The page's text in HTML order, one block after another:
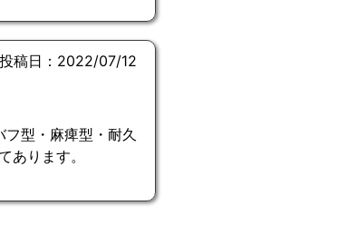
投稿日：2022/07/12
型・麻痺型・耐久
あります。